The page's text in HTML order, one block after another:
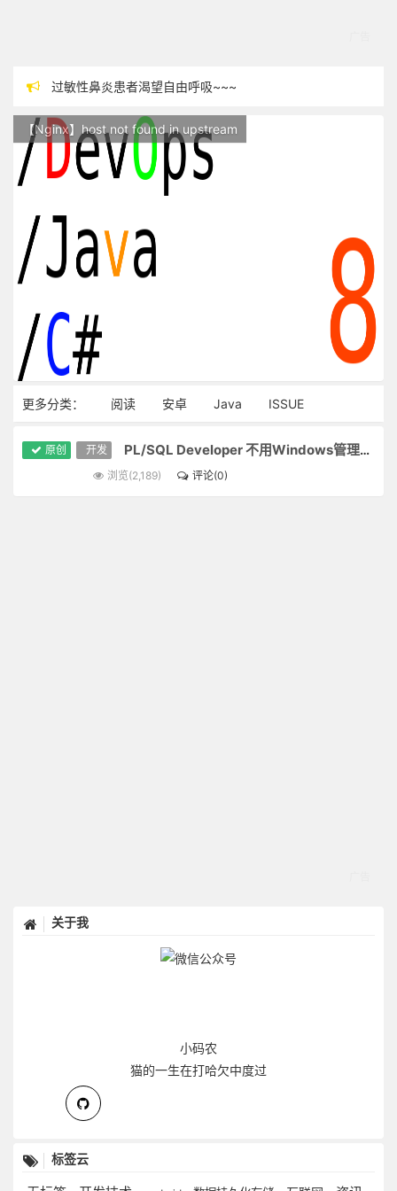
过敏性鼻炎患者渴望自由呼吸~~~
站点随时调整中，如果不能访问，请稍等片刻
反对日本核废水排海
【Nginx】host not found in upstream
更多分类： 阅读 安卓 Java ISSUE
原创 开发 PL/SQL Developer 不用Windows管理员权限连接ORACLE的方法。
浏览(2,189) 评论(0)
关于我
小码农
猫的一生在打哈欠中度过
标签云